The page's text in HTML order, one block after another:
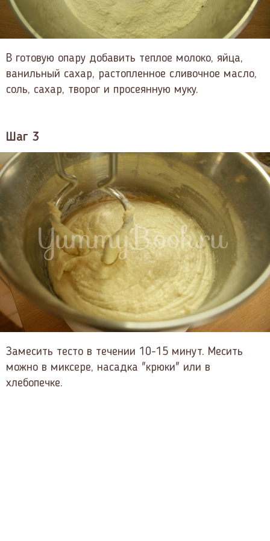
В готовую опару добавить теплое молоко, яйца,
ванильный сахар, растопленное сливочное масло,
соль, сахар, творог и просеянную муку.
Шаг 3
Замесить тесто в течении 10-15 минут. Месить
можно в миксере, насадка "крюки" или в
хлебопечке.